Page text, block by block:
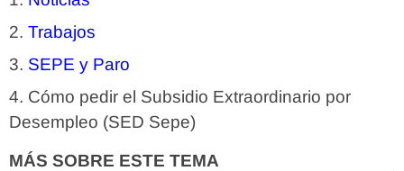
Trabajos
SEPE y Paro
Cómo pedir el Subsidio Extraordinario por
Desempleo (SED Sepe)
MÁS SOBRE ESTE TEMA